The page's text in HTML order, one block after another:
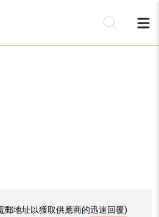
郵地址以獲取供應商的迅速回覆)